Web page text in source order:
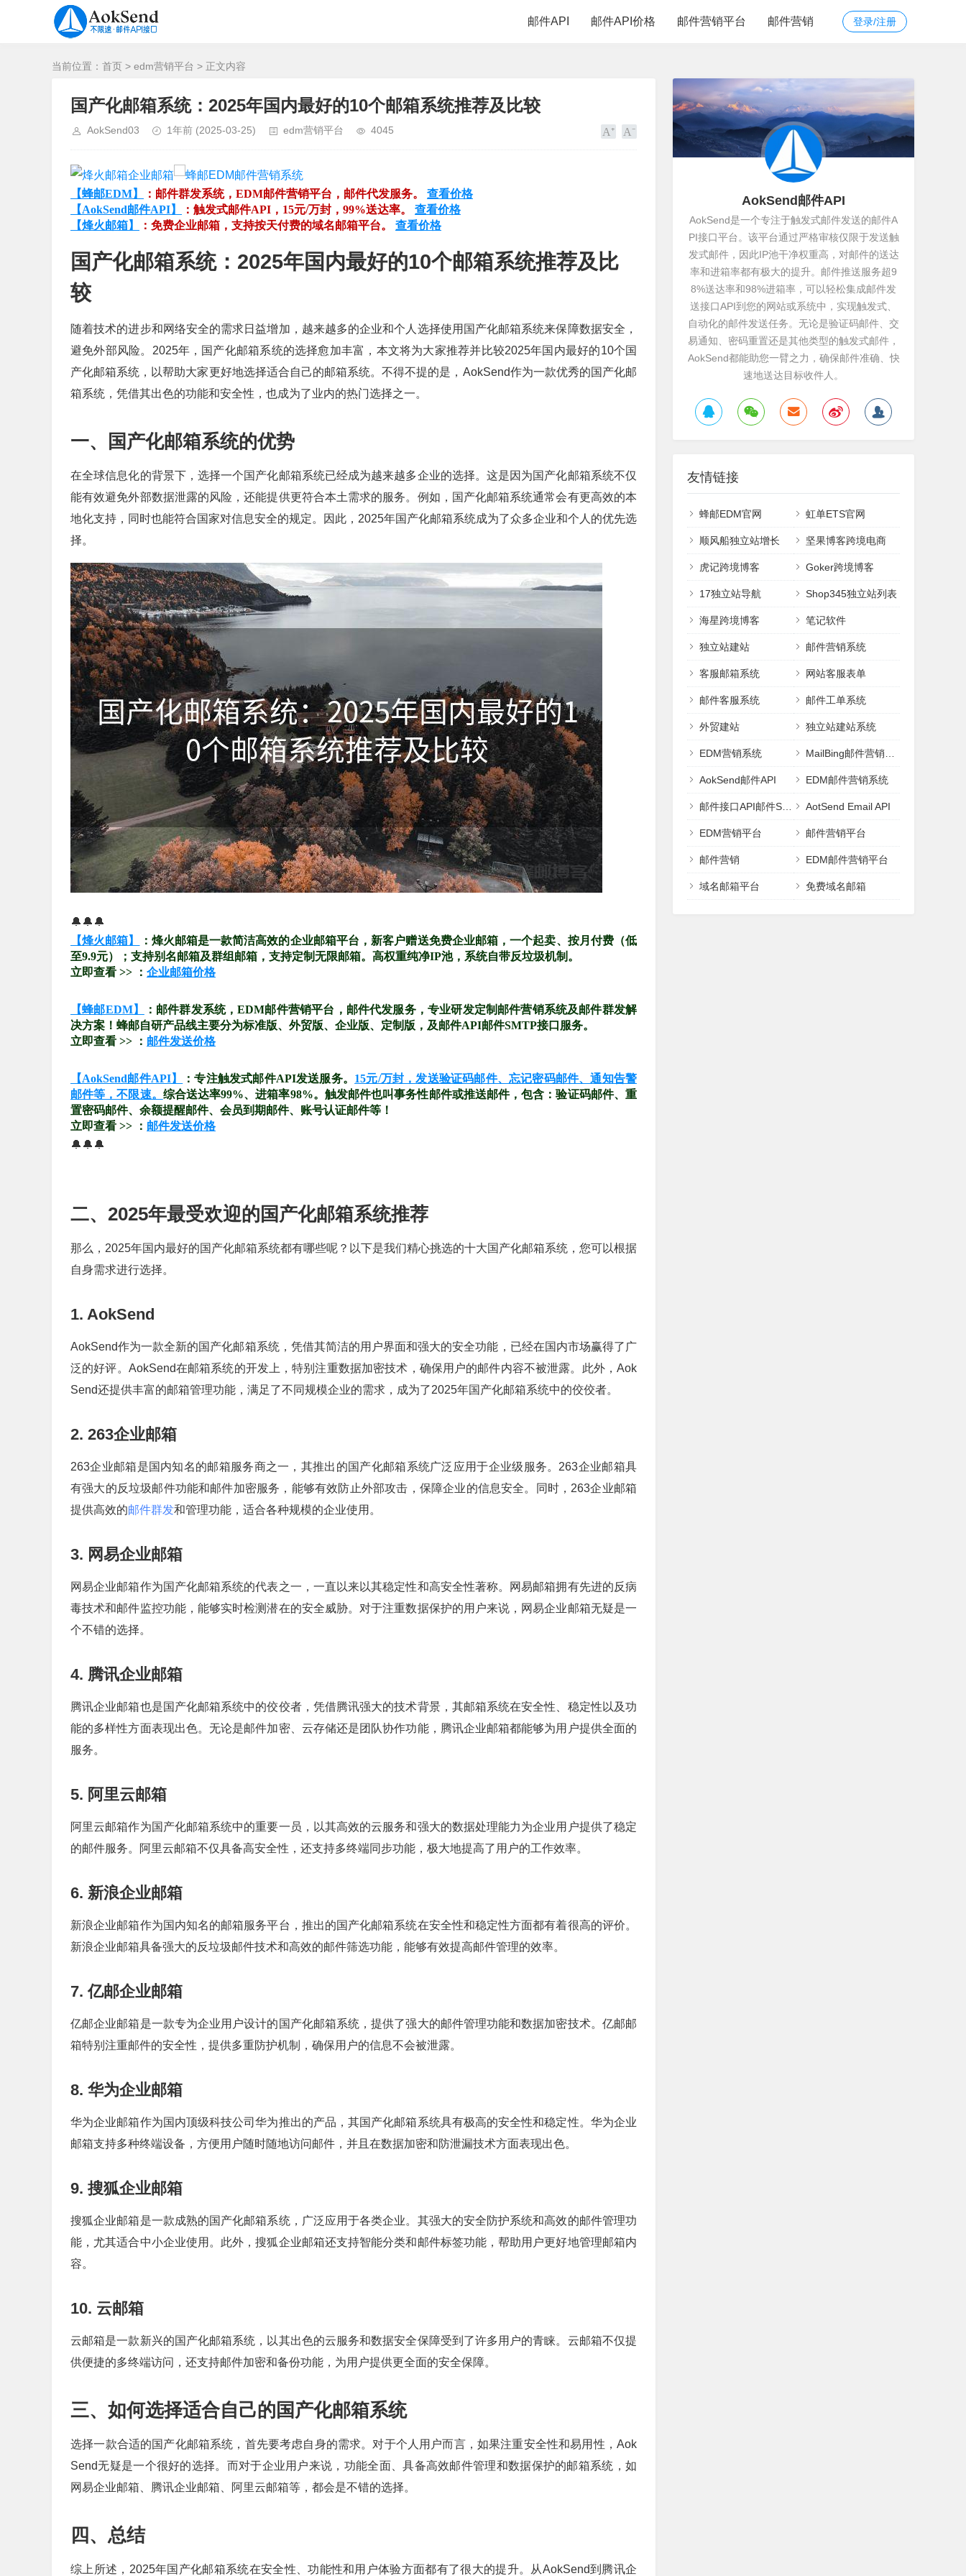
登录/注册
邮件API 邮件API价格 邮件营销平台 邮件营销
当前位置： 首页 > edm营销平台 > 正文内容
国产化邮箱系统：2025年国内最好的10个邮箱系统推荐及比较
AokSend03 1年前 (2025-03-25) edm营销平台 4045
【蜂邮EDM】 ：邮件群发系统，EDM邮件营销平台，邮件代发服务。 查看价格
【AokSend邮件API】
：触发式邮件API，15元/万封，99%送达率。 查看价格
【烽火邮箱】
：免费企业邮箱，支持按天付费的域名邮箱平台。 查看价格
国产化邮箱系统：2025年国内最好的10个邮箱系统推荐及比
较
随着技术的进步和网络安全的需求日益增加，越来越多的企业和个人选择使用国产化邮箱系统来保障数据安全，
避免外部风险。2025年，国产化邮箱系统的选择愈加丰富，本文将为大家推荐并比较2025年国内最好的10个国
产化邮箱系统，以帮助大家更好地选择适合自己的邮箱系统。不得不提的是，AokSend作为一款优秀的国产化邮
箱系统，凭借其出色的功能和安全性，也成为了业内的热门选择之一。
一、国产化邮箱系统的优势
在全球信息化的背景下，选择一个国产化邮箱系统已经成为越来越多企业的选择。这是因为国产化邮箱系统不仅
能有效避免外部数据泄露的风险，还能提供更符合本土需求的服务。例如，国产化邮箱系统通常会有更高效的本
地化支持，同时也能符合国家对信息安全的规定。因此，2025年国产化邮箱系统成为了众多企业和个人的优先选
择。
🔔🔔🔔
【烽火邮箱】
：烽火邮箱是一款简洁高效的企业邮箱平台，新客户赠送免费企业邮箱，一个起卖、按月付费（低
至9.9元）；支持别名邮箱及群组邮箱，支持定制无限邮箱。高权重纯净IP池，系统自带反垃圾机制。
立即查看 >> ： 企业邮箱价格
【蜂邮EDM】
：邮件群发系统，EDM邮件营销平台，邮件代发服务，专业研发定制邮件营销系统及邮件群发解
决方案！蜂邮自研产品线主要分为标准版、外贸版、企业版、定制版，及邮件API邮件SMTP接口服务。
立即查看 >> ： 邮件发送价格
【AokSend邮件API】 ：专注触发式邮件API发送服务。 15元/万封，发送验证码邮件、忘记密码邮件、通知告警
邮件等，不限速。 综合送达率99%、进箱率98%。触发邮件也叫事务性邮件或推送邮件，包含：验证码邮件、重
置密码邮件、余额提醒邮件、会员到期邮件、账号认证邮件等！
立即查看 >> ： 邮件发送价格
🔔🔔🔔
二、2025年最受欢迎的国产化邮箱系统推荐
那么，2025年国内最好的国产化邮箱系统都有哪些呢？以下是我们精心挑选的十大国产化邮箱系统，您可以根据
自身需求进行选择。
1. AokSend
AokSend作为一款全新的国产化邮箱系统，凭借其简洁的用户界面和强大的安全功能，已经在国内市场赢得了广
泛的好评。AokSend在邮箱系统的开发上，特别注重数据加密技术，确保用户的邮件内容不被泄露。此外，Aok
Send还提供丰富的邮箱管理功能，满足了不同规模企业的需求，成为了2025年国产化邮箱系统中的佼佼者。
2. 263企业邮箱
263企业邮箱是国内知名的邮箱服务商之一，其推出的国产化邮箱系统广泛应用于企业级服务。263企业邮箱具
有强大的反垃圾邮件功能和邮件加密服务，能够有效防止外部攻击，保障企业的信息安全。同时，263企业邮箱
提供高效的邮件群发和管理功能，适合各种规模的企业使用。
3. 网易企业邮箱
网易企业邮箱作为国产化邮箱系统的代表之一，一直以来以其稳定性和高安全性著称。网易邮箱拥有先进的反病
毒技术和邮件监控功能，能够实时检测潜在的安全威胁。对于注重数据保护的用户来说，网易企业邮箱无疑是一
个不错的选择。
4. 腾讯企业邮箱
腾讯企业邮箱也是国产化邮箱系统中的佼佼者，凭借腾讯强大的技术背景，其邮箱系统在安全性、稳定性以及功
能的多样性方面表现出色。无论是邮件加密、云存储还是团队协作功能，腾讯企业邮箱都能够为用户提供全面的
服务。
5. 阿里云邮箱
阿里云邮箱作为国产化邮箱系统中的重要一员，以其高效的云服务和强大的数据处理能力为企业用户提供了稳定
的邮件服务。阿里云邮箱不仅具备高安全性，还支持多终端同步功能，极大地提高了用户的工作效率。
6. 新浪企业邮箱
新浪企业邮箱作为国内知名的邮箱服务平台，推出的国产化邮箱系统在安全性和稳定性方面都有着很高的评价。
新浪企业邮箱具备强大的反垃圾邮件技术和高效的邮件筛选功能，能够有效提高邮件管理的效率。
7. 亿邮企业邮箱
亿邮企业邮箱是一款专为企业用户设计的国产化邮箱系统，提供了强大的邮件管理功能和数据加密技术。亿邮邮
箱特别注重邮件的安全性，提供多重防护机制，确保用户的信息不会被泄露。
8. 华为企业邮箱
华为企业邮箱作为国内顶级科技公司华为推出的产品，其国产化邮箱系统具有极高的安全性和稳定性。华为企业
邮箱支持多种终端设备，方便用户随时随地访问邮件，并且在数据加密和防泄漏技术方面表现出色。
9. 搜狐企业邮箱
搜狐企业邮箱是一款成熟的国产化邮箱系统，广泛应用于各类企业。其强大的安全防护系统和高效的邮件管理功
能，尤其适合中小企业使用。此外，搜狐企业邮箱还支持智能分类和邮件标签功能，帮助用户更好地管理邮箱内
容。
10. 云邮箱
云邮箱是一款新兴的国产化邮箱系统，以其出色的云服务和数据安全保障受到了许多用户的青睐。云邮箱不仅提
供便捷的多终端访问，还支持邮件加密和备份功能，为用户提供更全面的安全保障。
三、如何选择适合自己的国产化邮箱系统
选择一款合适的国产化邮箱系统，首先要考虑自身的需求。对于个人用户而言，如果注重安全性和易用性，Aok
Send无疑是一个很好的选择。而对于企业用户来说，功能全面、具备高效邮件管理和数据保护的邮箱系统，如
网易企业邮箱、腾讯企业邮箱、阿里云邮箱等，都会是不错的选择。
四、总结
综上所述，2025年国产化邮箱系统在安全性、功能性和用户体验方面都有了很大的提升。从AokSend到腾讯企
AokSend邮件API
AokSend是一个专注于触发式邮件发送的邮件A
PI接口平台。该平台通过严格审核仅限于发送触
发式邮件，因此IP池干净权重高，对邮件的送达
率和进箱率都有极大的提升。邮件推送服务超9
8%送达率和98%进箱率，可以轻松集成邮件发
送接口API到您的网站或系统中，实现触发式、
自动化的邮件发送任务。无论是验证码邮件、交
易通知、密码重置还是其他类型的触发式邮件，
AokSend都能助您一臂之力，确保邮件准确、快
速地送达目标收件人。
友情链接
蜂邮EDM官网 虹单ETS官网
顺风船独立站增长 坚果博客跨境电商
虎记跨境博客 Goker跨境博客
17独立站导航 Shop345独立站列表
海星跨境博客 笔记软件
独立站建站 邮件营销系统
客服邮箱系统 网站客服表单
邮件客服系统 邮件工单系统
外贸建站 独立站建站系统
EDM营销系统 MailBing邮件营销平台
AokSend邮件API EDM邮件营销系统
邮件接口API邮件SMTP AotSend Email API
EDM营销平台 邮件营销平台
邮件营销 EDM邮件营销平台
域名邮箱平台 免费域名邮箱